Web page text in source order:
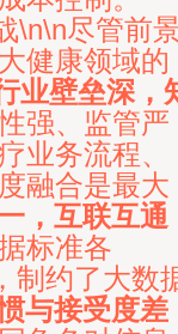
\n\n尽管前
健康领域的
业壁垒深，
强、监管严
业务流程、
融合是最大
，互联互通
标准各
制约了大数
与接受度差